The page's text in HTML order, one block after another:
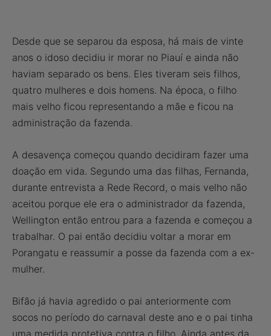
Desde que se separou da esposa, há mais de vinte
anos o idoso decidiu ir morar no Piauí e ainda não
haviam separado os bens. Eles tiveram seis filhos,
quatro mulheres e dois homens. Na época, o filho
mais velho ficou representando a mãe e ficou na
administração da fazenda.
A desavença começou quando decidiram fazer uma
doação em vida. Segundo uma das filhas, Fernanda,
durante entrevista a Rede Record, o mais velho não
aceitou porque ele era o administrador da fazenda,
Wellington então entrou para a fazenda e começou a
trabalhar. O pai então decidiu voltar a morar em
Porangatu e reassumir a posse da fazenda com a ex-
mulher.
Bifão já havia agredido o pai anteriormente com
socos no período do carnaval deste ano e o pai tinha
uma medida protetiva contra o filho. Ainda antes da